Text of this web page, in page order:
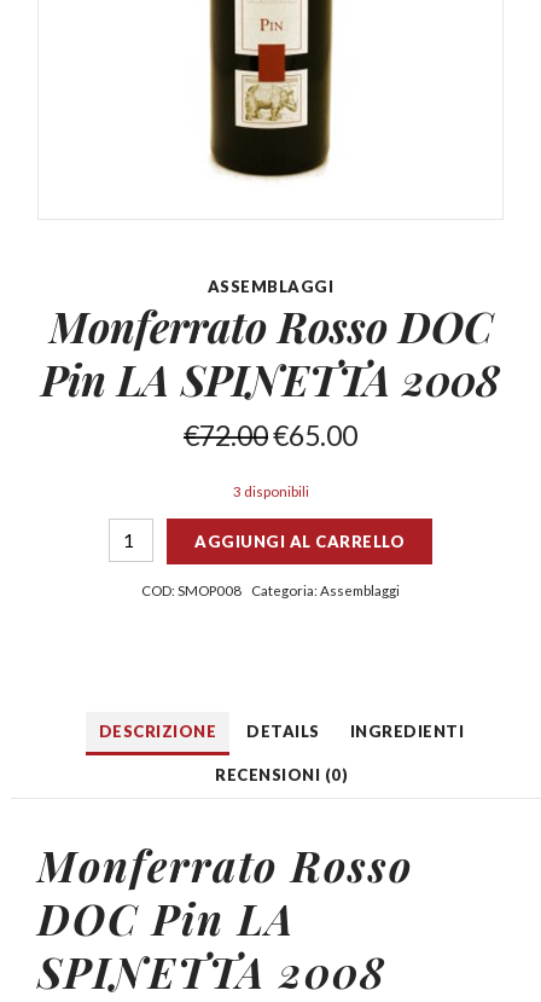
ASSEMBLAGGI
Monferrato Rosso DOC
Pin LA SPINETTA 2008
€72.00€65.00
3 disponibili
AGGIUNGI AL CARRELLO
COD:SMOP008 Categoria: Assemblaggi
DESCRIZIONE DETAILS INGREDIENTI
RECENSIONI (0)
Monferrato Rosso
DOC PinLA
SPINETTA 2008